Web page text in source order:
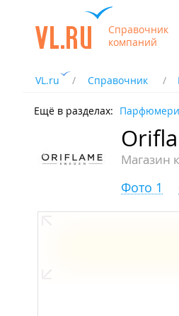
Справочник
компаний
VL.ru Справочник
Ещё в разделах:
Магазин
Фото 1